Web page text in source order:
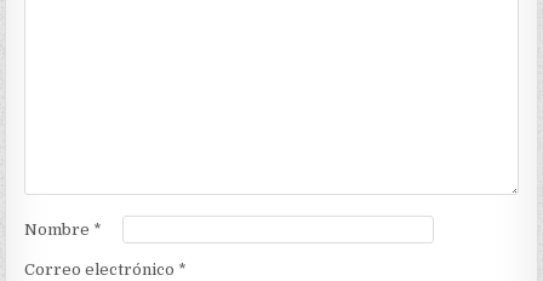
Nombre *
Correo electrónico *